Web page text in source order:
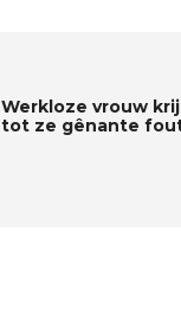
Werkloze vrouw
tot ze gênante